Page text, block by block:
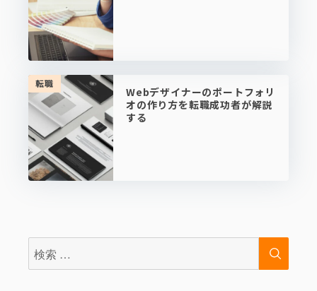
転職
Webデザイナーのポートフォリ
オの作り方を転職成功者が解説
する
検
索:
検